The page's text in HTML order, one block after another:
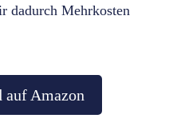
dadurch Mehrkosten
auf Amazon